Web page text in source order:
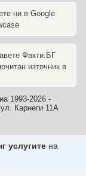
ни в Google
Факти.БГ
източник в
1993-2026 -
Карнеги 11А
услугите на